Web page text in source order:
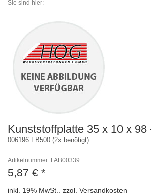
Sie sind hier:
Kunststoffplatte 35 x 10 x 98
006196 FB500 (2x benötigt)
Artikelnummer: FAB00339
5,87 € *
inkl. 19% MwSt., zzgl. Versandkosten